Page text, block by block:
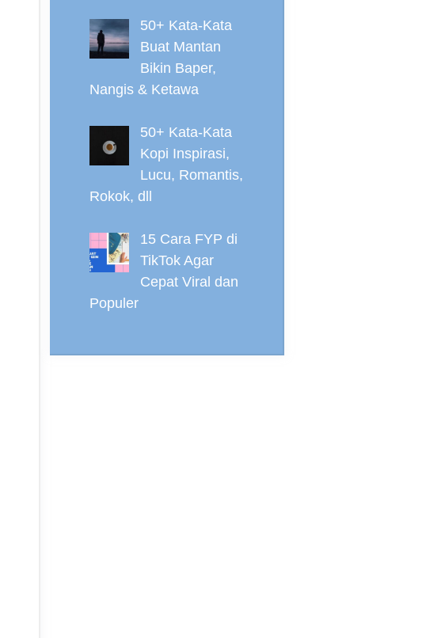
50+ Kata-Kata
Buat Mantan
Bikin Baper,
Nangis & Ketawa
50+ Kata-Kata
Kopi Inspirasi,
Lucu, Romantis,
Rokok, dll
15 Cara FYP di
TikTok Agar
Cepat Viral dan
Populer